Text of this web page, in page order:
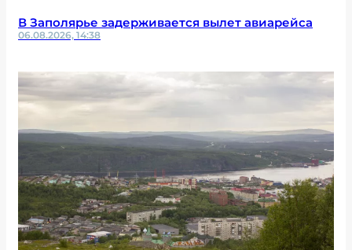
В Заполярье задерживается вылет авиарейса
06.08.2026, 14:38